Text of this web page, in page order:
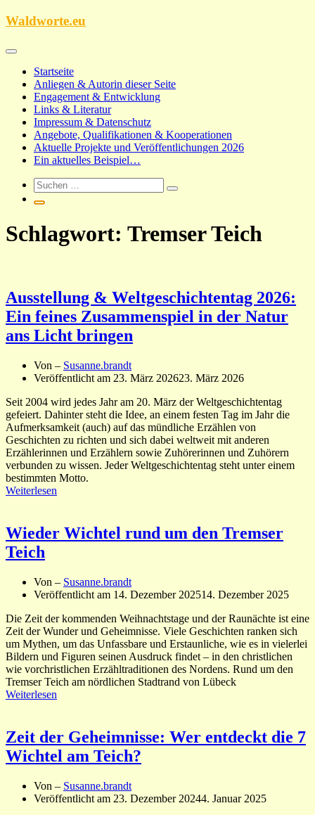
Zum
Waldworte.eu
Startseite
Anliegen & Autorin dieser Seite
Engagement & Entwicklung
Links & Literatur
Impressum & Datenschutz
Angebote, Qualifikationen & Kooperationen
Aktuelle Projekte und Veröffentlichungen 2026
Ein aktuelles Beispiel…
Schlagwort: Tremser Teich
Ausstellung & Weltgeschichtentag 2026:
Ein feines Zusammenspiel in der Natur
ans Licht bringen
Von – Susanne.brandt
Veröffentlicht am 23. März 202623. März 2026
Seit 2004 wird jedes Jahr am 20. März der Weltgeschichtentag
gefeiert. Dahinter steht die Idee, an einem festen Tag im Jahr die
Aufmerksamkeit (auch) auf das mündliche Erzählen von
Geschichten zu richten und sich dabei weltweit mit anderen
Erzählerinnen und Erzählern sowie Zuhörerinnen und Zuhörern
verbunden zu wissen. Jeder Weltgeschichtentag steht unter einem
bestimmten Motto.
Weiterlesen
Wieder Wichtel rund um den Tremser
Teich
Von – Susanne.brandt
Veröffentlicht am 14. Dezember 202514. Dezember 2025
Die Zeit der kommenden Weihnachtstage und der Raunächte ist eine
Zeit der Wunder und Geheimnisse. Viele Geschichten ranken sich
um Mythen, um das Unfassbare und Erstaunliche, wie es in vielerlei
Bildern und Figuren seinen Ausdruck findet – in den christlichen
wie vorchristlichen Erzähltraditionen des Nordens. Rund um den
Tremser Teich am nördlichen Stadtrand von Lübeck
Weiterlesen
Zeit der Geheimnisse: Wer entdeckt die 7
Wichtel am Teich?
Von – Susanne.brandt
Veröffentlicht am 23. Dezember 20244. Januar 2025